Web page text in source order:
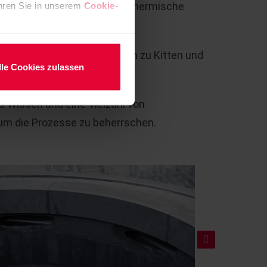
Sie in unserem Cookie-
Cookies zulassen
in Betracht, wenn die thermische
von der Abdichtung bis hin zu Kitten und
Installation.
und eine Vielzahl von
die Prozesse zu beherrschen.